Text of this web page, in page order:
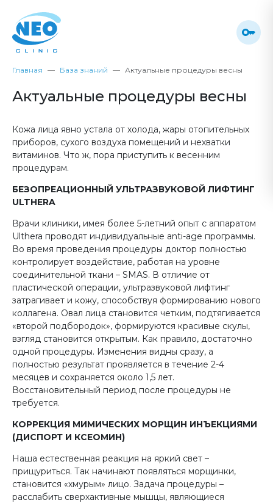
Главная База знаний Актуальные процедуры весны
Актуальные процедуры весны
Кожа лица явно устала от холода, жары отопительных
приборов, сухого воздуха помещений и нехватки
витаминов. Что ж, пора приступить к весенним
процедурам.
БЕЗОПРЕАЦИОННЫЙ УЛЬТРАЗВУКОВОЙ ЛИФТИНГ
ULTHERA
Врачи клиники, имея более 5-летний опыт с аппаратом
Ulthera проводят индивидуальные anti-age программы.
Во время проведения процедуры доктор полностью
контролирует воздействие, работая на уровне
соединительной ткани – SMAS. В отличие от
пластической операции, ультразвуковой лифтинг
затрагивает и кожу, способствуя формированию нового
коллагена. Овал лица становится четким, подтягивается
«второй подбородок», формируются красивые скулы,
взгляд становится открытым. Как правило, достаточно
одной процедуры. Изменения видны сразу, а
полностью результат проявляется в течение 2-4
месяцев и сохраняется около 1,5 лет.
Восстановительный период после процедуры не
требуется.
КОРРЕКЦИЯ МИМИЧЕСКИХ МОРЩИН ИНЪЕКЦИЯМИ
(ДИСПОРТ И КСЕОМИН)
Наша естественная реакция на яркий свет –
прищуриться. Так начинают появляться морщинки,
становится «хмурым» лицо. Задача процедуры –
расслабить сверхактивные мышцы, являющиеся